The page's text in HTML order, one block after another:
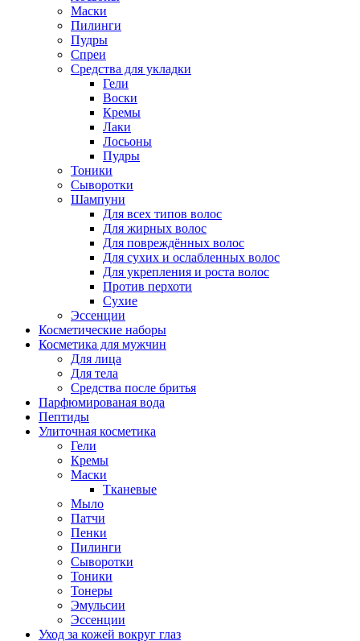
Маски
Пилинги
Пудры
Спреи
Средства для укладки
Гели
Воски
Кремы
Лаки
Лосьоны
Пудры
Тоники
Сыворотки
Шампуни
Для всех типов волос
Для жирных волос
Для повреждённых волос
Для сухих и ослабленных волос
Для укрепления и роста волос
Против перхоти
Сухие
Эссенции
Косметические наборы
Косметика для мужчин
Для лица
Для тела
Средства после бритья
Парфюмированая вода
Пептиды
Улиточная косметика
Гели
Кремы
Маски
Тканевые
Мыло
Патчи
Пенки
Пилинги
Сыворотки
Тоники
Тонеры
Эмульсии
Эссенции
Уход за кожей вокруг глаз